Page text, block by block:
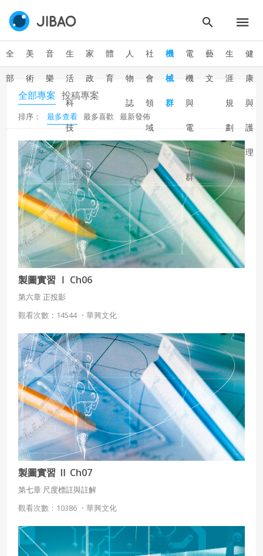
全
部
美
術
音
樂
生
活
科
技
家
政
體
育
人
物
誌
社
會
領
域
機
械
群
電
機
與
電
子
群
藝
文
生
涯
規
劃
健
康
與
護
理
全部專案 投稿專案
排序： 最多查看 最多喜歡 最新發佈
製圖實習 Ⅰ Ch06
第六章 正投影
觀看次數：14544 ・ 華興文化
製圖實習 Ⅱ Ch07
第七章 尺度標註與註解
觀看次數：10386 ・ 華興文化